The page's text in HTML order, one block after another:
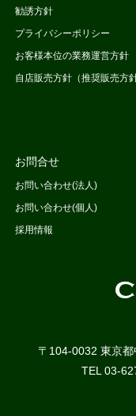
勧誘方針
プライバシーポリシー
お客様本位の業務運営方針
自店販売方針（推奨販売方針
お問合せ
お問い合わせ(法人)
お問い合わせ(個人)
採用情報
〒104-0032 東京
TEL 03-